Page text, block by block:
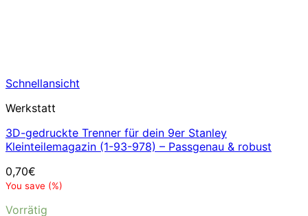
Schnellansicht
Werkstatt
3D-gedruckte Trenner für dein 9er Stanley
Kleinteilemagazin (1-93-978) – Passgenau & robust
0,70€
You save (%)
Vorrätig